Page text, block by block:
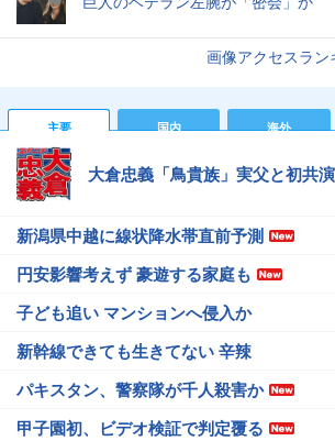
画像アクセスラン
主要 国内 海外
大倉忠義「鳥貴族」実父と初共演
新潟県中越に線状降水帯直前予測
円安影響考えず 豪遊する家庭も
子ども追い マンションへ侵入か
新幹線できても生きてない 辛辣
パキスタン、警察隊が千人殺害か
甲子園初、ビデオ検証で判定覆る